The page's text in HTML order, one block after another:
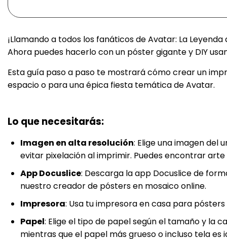
¡Llamando a todos los fanáticos de Avatar: La
Ahora puedes hacerlo con un póster gigante y DIY
Esta guía paso a paso te mostrará cómo crear un
espacio o para una épica fiesta temática de Avatar.
Lo que necesitarás:
Imagen en alta resolución: Elige una imagen del
evitar pixelación al imprimir. Puedes encontrar
App Docuslice: Descarga la app Docuslice de
nuestro creador de pósters en mosaico online.
Impresora: Usa tu impresora en casa para
Papel: Elige el tipo de papel según el tamaño y la
mientras que el papel más grueso o incluso tela